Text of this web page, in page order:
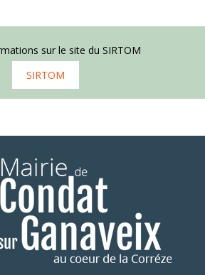
sur le site du SIRTOM
SIRTOM